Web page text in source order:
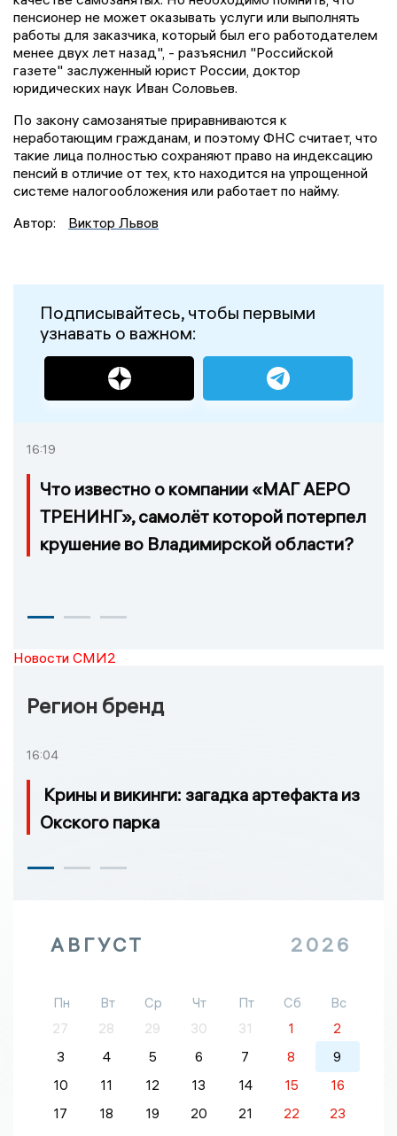
пенсионер не может оказывать услуги или выполнять
работы для заказчика, который был его работодателем
менее двух лет назад", - разъяснил "Российской
газете" заслуженный юрист России, доктор
юридических наук Иван Соловьев.
По закону самозанятые приравниваются к
неработающим гражданам, и поэтому ФНС считает, что
такие лица полностью сохраняют право на индексацию
пенсий в отличие от тех, кто находится на упрощенной
системе налогообложения или работает по найму.
Автор:
Виктор Львов
Подписывайтесь, чтобы первыми
узнавать о важном:
16:19
Что известно о компании «МАГ АЕРО
ТРЕНИНГ», самолёт которой потерпел
крушение во Владимирской области?
Новости СМИ2
Регион бренд
16:04
Крины и викинги: загадка артефакта из
Окского парка
АВГУСТ 2026
Пн Вт Ср Чт Пт Сб
Вс
27
28 29 30 31 1
2
3
4 5 6 7 8
9
10
11 12 13 14 15
16
17
18 19 20 21 22
23